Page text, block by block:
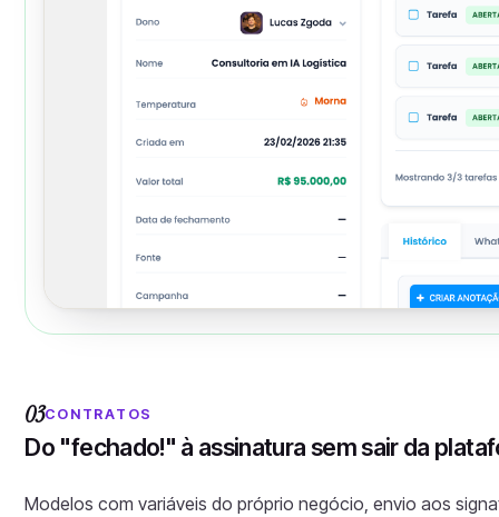
03CONTRATOS
Do "fechado!" à assinatura sem sair da
Modelos com variáveis do próprio negócio, envio aos